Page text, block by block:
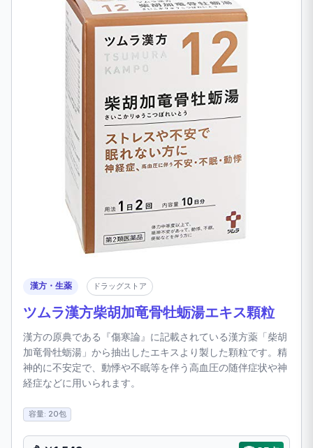
漢方・生薬 ドラッグストア
ツムラ漢方柴胡加竜骨牡蛎湯エキス顆粒
漢方の原典である『傷寒論』に記載されている漢方薬「柴胡
加竜骨牡蛎湯」から抽出したエキスより製した顆粒です。精
神的に不安定で、動悸や不眠等を伴う高血圧の随伴症状や神
経症などに用いられます。
容量: 20包